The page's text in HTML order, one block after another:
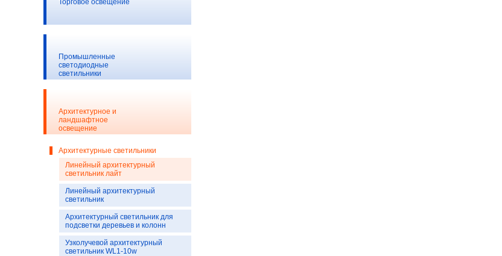
Торговое освещение
Промышленные
светодиодные
светильники
Архитектурное и
ландшафтное
освещение
Архитектурные светильники
Линейный архитектурный
светильник лайт
Линейный архитектурный
светильник
Архитектурный светильник для
подсветки деревьев и колонн
Узколучевой архитектурный
светильник WL1-10w